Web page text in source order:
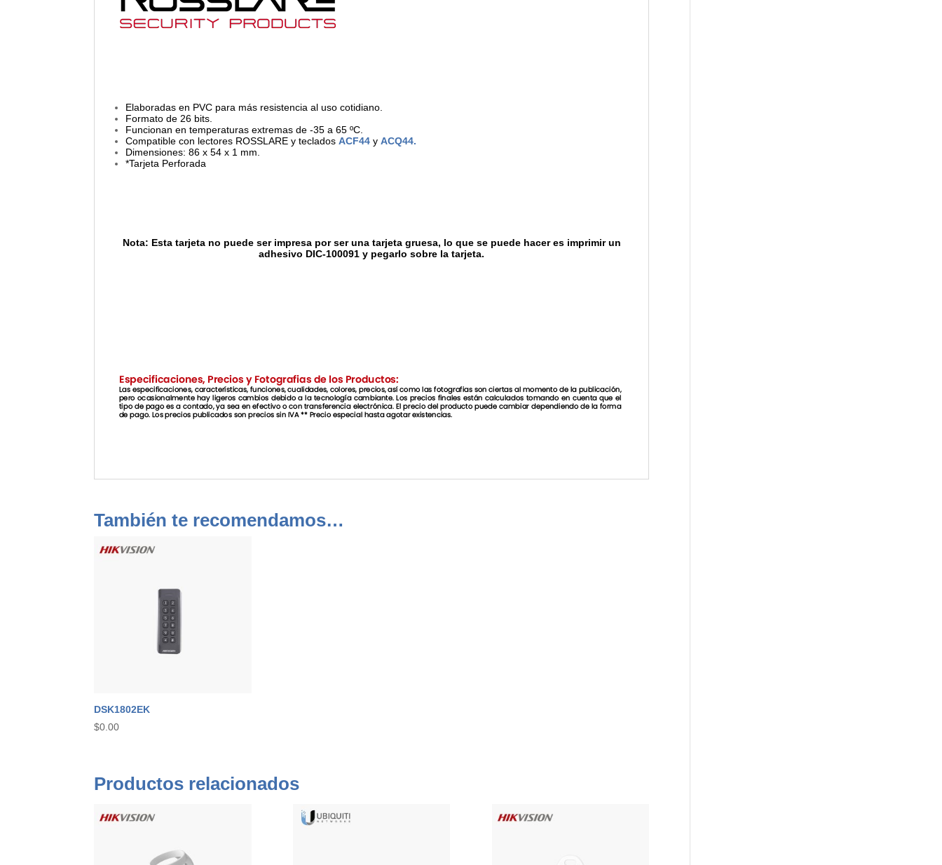
Elaboradas en PVC para más resistencia al uso cotidiano.
Formato de 26 bits.
Funcionan en temperaturas extremas de -35 a 65 ºC.
Compatible con lectores ROSSLARE y tecladosACF44 yACQ44.
Dimensiones: 86 x 54 x 1 mm.
*Tarjeta Perforada
Nota: Esta tarjeta no puede ser impresa por ser una tarjeta gruesa, lo que se puede hacer es imprimir un
adhesivo DIC-100091 y pegarlo sobre la tarjeta.
También te recomendamos…
DSK1802EK
$0.00
Productos relacionados